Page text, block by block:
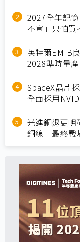
2027全年記
不宣」只怕買
英特爾EMIB
2028準時量產
SpaceX晶片
全面採用
光進銅退更
銅線「最終戰